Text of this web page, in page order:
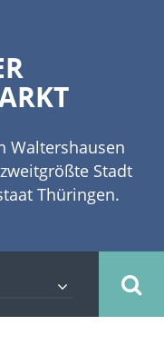
Waltershausen
Stadt
Thüringen.
-
in